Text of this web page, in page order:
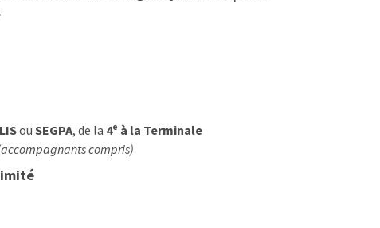
.
ou SEGPA, de la 4ᵉ à la Terminale
compris)